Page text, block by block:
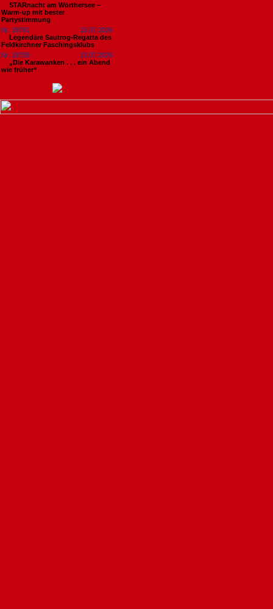
STARnacht am Wörthersee –
Warm-up mit bester
Partystimmung
Nr. 18761
13.07.2026
Legendäre Sautrog-Regatta des
Feldkirchner Faschingsklubs
Nr. 18759
13.07.2026
„Die Karawanken . . . ein Abend
wie früher“